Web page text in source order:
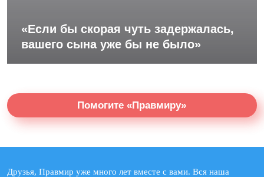
«Если бы скорая чуть задержалась,
вашего сына уже бы не было»
Помогите «Правмиру»
Друзья, Правмир уже много лет вместе с вами. Вся наша